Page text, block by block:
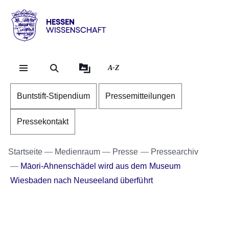
Hessen
Wissenschaft
A-Z
Buntstift-Stipendium Pressemitteilungen
Pressekontakt
Startseite Medienraum Presse
Pressearchiv
Māori-Ahnenschädel wird aus dem Museum
Wiesbaden nach Neuseeland überführt